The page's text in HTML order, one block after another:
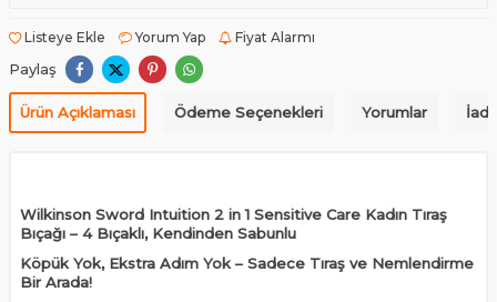
Listeye Ekle Yorum Yap Fiyat Alarmı
Paylaş
Ürün Açıklaması Ödeme Seçenekleri Yorumlar
Wilkinson Sword Intuition 2 in 1 Sensitive Care Kadın Tıraş
Bıçağı – 4 Bıçaklı, Kendinden Sabunlu
Köpük Yok, Ekstra Adım Yok – Sadece Tıraş ve Nemlendirme
Bir Arada!